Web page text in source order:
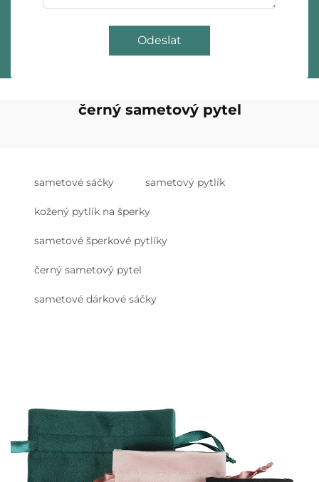
Odeslat
černý sametový pytel
sametové sáčky sametový pytlík
kožený pytlík na šperky
sametové šperkové pytlíky
černý sametový pytel
sametové dárkové sáčky